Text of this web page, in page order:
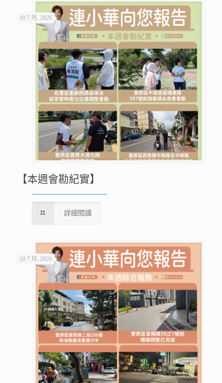
10 7 月, 2026
【本週會勘紀實】
詳細閱讀
10 7 月, 2026